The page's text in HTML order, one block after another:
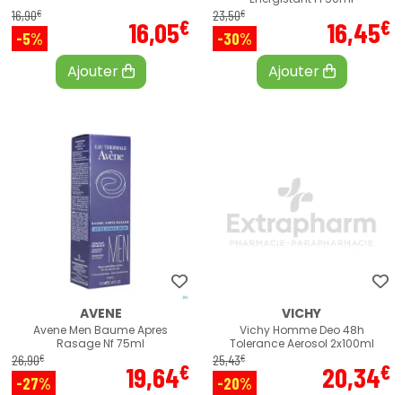
16,90€
-5% 16,05€
Ajouter
23,50€
-30% 16,45€
Ajouter
AVENE
Avene Men Baume Apres
Rasage Nf 75ml
26,90€
-27% 19,64€
VICHY
Vichy Homme Deo 48h
Tolerance Aerosol 2x100ml
25,43€
-20% 20,34€